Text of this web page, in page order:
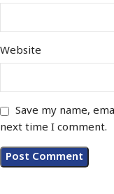
Website
Save my name,
next time I comment.